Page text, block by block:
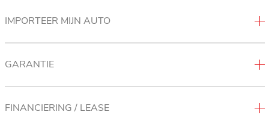
IMPORTEER MIJN AUTO
GARANTIE
FINANCIERING / LEASE